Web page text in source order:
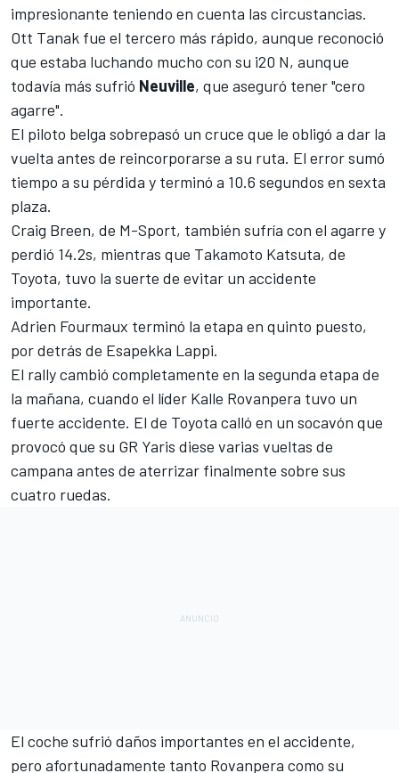
impresionante teniendo en cuenta las circustancias.
Ott Tanak fue el tercero más rápido, aunque reconoció
que estaba luchando mucho con su i20 N, aunque
todavía más sufrió Neuville, que aseguró tener "cero
agarre".
El piloto belga sobrepasó un cruce que le obligó a dar la
vuelta antes de reincorporarse a su ruta. El error sumó
tiempo a su pérdida y terminó a 10.6 segundos en sexta
plaza.
Craig Breen, de M-Sport, también sufría con el agarre y
perdió 14.2s, mientras que Takamoto Katsuta, de
Toyota, tuvo la suerte de evitar un accidente
importante.
Adrien Fourmaux terminó la etapa en quinto puesto,
por detrás de Esapekka Lappi.
El rally cambió completamente en la segunda etapa de
la mañana, cuando el líder Kalle Rovanpera tuvo un
fuerte accidente. El de Toyota calló en un socavón que
provocó que su GR Yaris diese varias vueltas de
campana antes de aterrizar finalmente sobre sus
cuatro ruedas.
El coche sufrió daños importantes en el accidente,
pero afortunadamente tanto Rovanpera como su